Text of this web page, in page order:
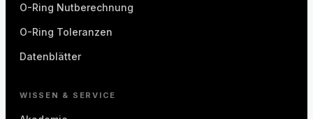
O-Ring Nutberechnung
O-Ring Toleranzen
Datenblätter
WISSEN & SERVICE